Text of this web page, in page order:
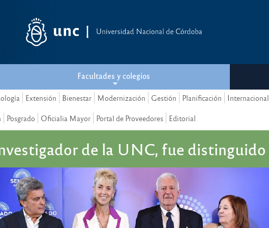
Facultades y colegios
Extensión Bienestar Modernización Gestión Planificación
Posgrado Oficialia Mayor Portal de Proveedores Editorial
de la UNC, fue distinguido